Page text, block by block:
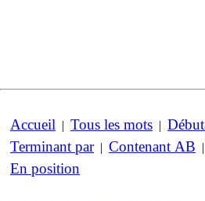
Accueil | Tous les mots |
Terminant par| Contenant AB |
En position